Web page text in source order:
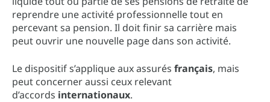
reprendre une activité professionnelle tout en
percevant sa pension. Il doit finir sa carrière mais
peut ouvrir une nouvelle page dans son activité.
Le dispositif s’applique aux assurés français, mais
peut concerner aussi ceux relevant
d’accords internationaux.